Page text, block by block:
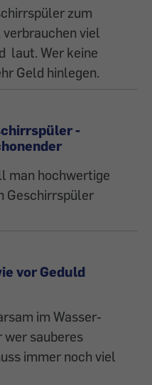
zum
viel
laut. Wer keine
Geld hinlegen.
-
man hochwertige
Geschirrspüler
vor Geduld
im Wasser-
wer sauberes
immer noch viel